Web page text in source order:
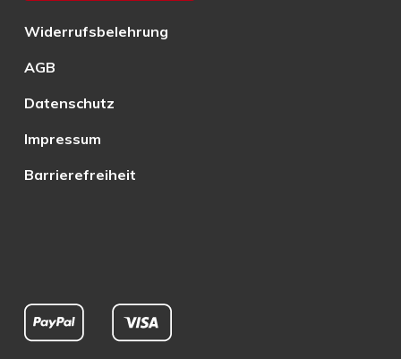
Widerrufsbelehrung
AGB
Datenschutz
Impressum
Barrierefreiheit